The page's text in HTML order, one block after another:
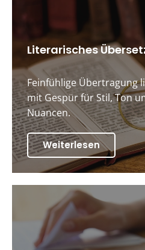
Literarisches
Feinfühlige Übertragung
mit Gespür für Stil, Ton
Nuancen.
Weiterlesen